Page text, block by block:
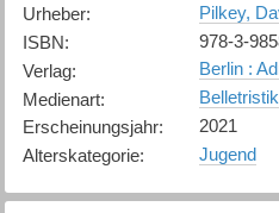
Urheber:
Pilkey,
ISBN:
978-3-
Verlag:
Berlin :
Medienart:
Belletristik
Erscheinungsjahr:
2021
Alterskategorie: Jugend